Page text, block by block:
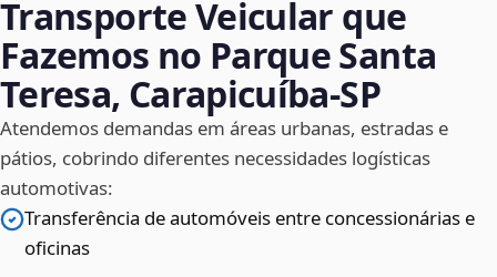
Transporte Veicular que
Fazemos no Parque Santa
Teresa, Carapicuíba‑SP
Atendemos demandas em áreas urbanas, estradas e
pátios, cobrindo diferentes necessidades logísticas
automotivas:
Transferência de automóveis entre concessionárias e
oficinas